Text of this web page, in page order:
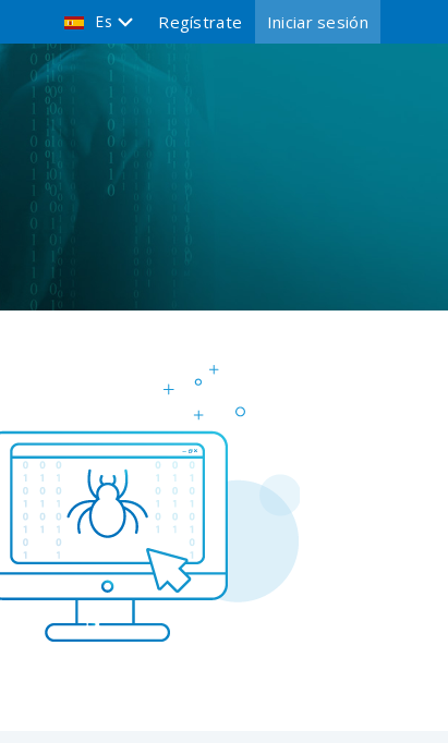
Es Iniciar sesión
Regístrate